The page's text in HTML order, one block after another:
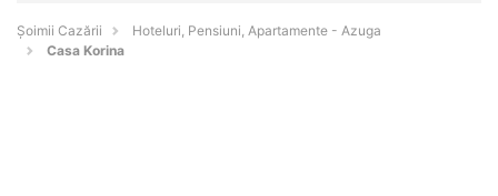
Șoimii Cazării
Hoteluri, Pensiuni, Apartamente - Azuga
Casa Korina